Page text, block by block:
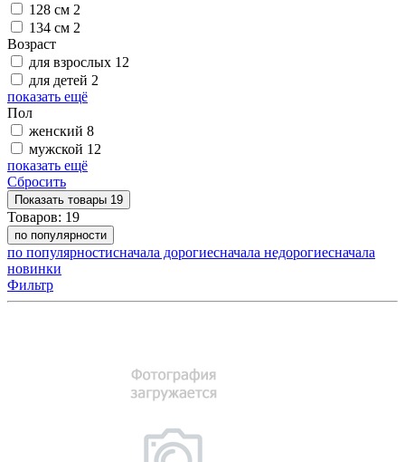
128 см 2
134 см 2
Возраст
для взрослых 12
для детей 2
показать ещё
Пол
женский 8
мужской 12
показать ещё
Сбросить
Показать товары 19
Товаров: 19
по популярности
по популярностисначала дорогиесначала недорогиесначала
новинки
Фильтр